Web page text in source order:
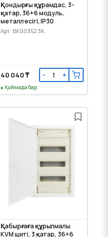
Қондырғы құрамдас, 3-
қатар, 36+6 модуль,
металл есігі, IP30
Арт: BK003523K
40 040 ₸ − +
Қоймада бар
Қабырғаға құрылмалы
KVM щиті, 3 қатар, 36+6